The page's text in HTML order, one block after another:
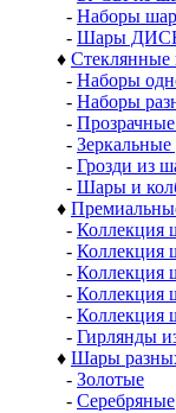
Шары
Шары из
Шары 30 -
Шары 60
Шары 65 -
Шары 100-
-Шары 140 -
-Шары от
Наборы
Шары с
ПЭТ
ДИСКО-
-ГРОЗДИ
-БУСЫ из
Наборы